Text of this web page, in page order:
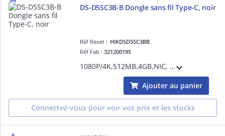
DS-D5SC3B-B Dongle sans fil Type-C, noir
Réf Rexel : HIKDSD5SC3BB
Réf Fab :321200195
1080P/4K,512MB,4GB,NIC, WIFI 2.4/5G, type-C, support CC,IEEE 802.11,10 bit color depth, H.264 encoding format,USB 2.0
Ajouter au panier
Connectez-vous pour voir vos prix et les stocks